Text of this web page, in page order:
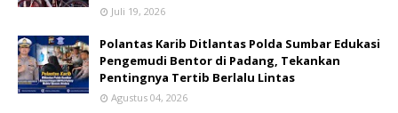
Juli 19, 2026
Polantas Karib Ditlantas Polda Sumbar Edukasi
Pengemudi Bentor di Padang, Tekankan
Pentingnya Tertib Berlalu Lintas
Agustus 04, 2026